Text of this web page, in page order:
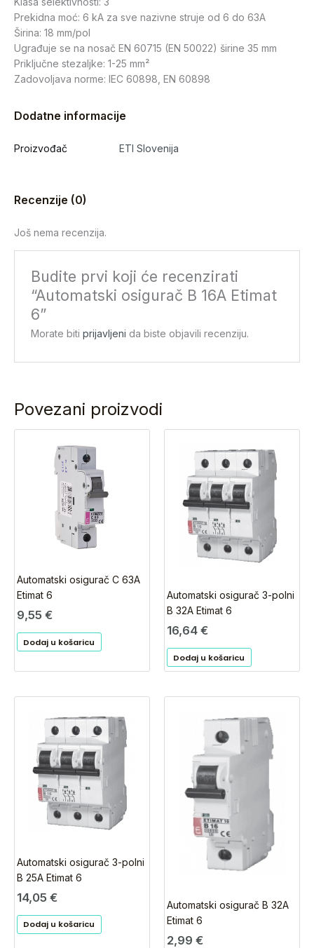
Prekidna moć: 6 kA za sve nazivne struje od 6 do 63A
Širina: 18 mm/pol
Ugrađuje se na nosač EN 60715 (EN 50022) širine 35 mm
Priključne stezaljke: 1-25 mm²
Zadovoljava norme: IEC 60898, EN 60898
Dodatne informacije
Proizvođač ETI Slovenija
Recenzije (0)
Još nema recenzija.
Budite prvi koji će recenzirati
“Automatski osigurač B 16A Etimat
6”
Morate bitiprijavljeni da biste objavili recenziju.
Povezani proizvodi
Automatski osigurač C 63A
Etimat 6
9,55 €
Dodaj u košaricu
Automatski osigurač 3-polni
B 32A Etimat 6
16,64 €
Dodaj u košaricu
Automatski osigurač 3-polni
B 25A Etimat 6
14,05 €
Dodaj u košaricu
Automatski osigurač B 32A
Etimat 6
2,99 €